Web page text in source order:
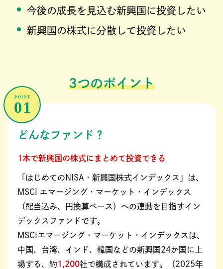
今後の成長を見込む新興国に投資したい
新興国の株式に分散して投資したい
3つのポイント
どんなファンド？
1本で新興国の株式にまとめて投資できる
「はじめてのNISA・新興国株式インデックス」は、
MSCI エマージング・マーケット・インデックス
（配当込み、円換算ベース）への連動を目指すイン
デックスファンドです。
MSCIエマージング・マーケット・インデックスは、
中国、台湾、インド、韓国などの新興国24か国に上
場する、約1,200社で構成されています。（2025年